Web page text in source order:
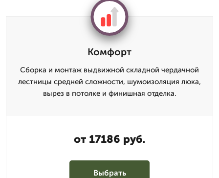
Комфорт
Сборка и монтаж выдвижной складной чердачной
лестницы средней сложности, шумоизоляция люка,
вырез в потолке и финишная отделка.
от 17186 руб.
Выбрать